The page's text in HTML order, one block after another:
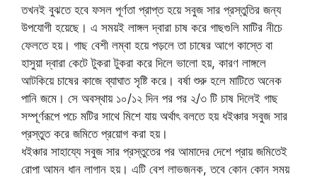
তখনই বুঝতে হবে ফসল পূর্ণতা প্রাপ্ত হয়ে সবুজ সার প্রস্তুতির জন্য
উপযোগী হয়েছে। এ সময়ই লাঙ্গল দ্বারা চাষ করে গাছগুলি মাটির নীচে
ফেলতে হয়। গাছ বেশী লম্বা হয়ে পড়লে তা চাষের আগে কাস্তে বা
হাসুয়া দ্বারা কেটে টুকরা টুকরা করে দিলে ভালো হয়, কারণ লাঙ্গলে
আটকিয়ে চাষের কাজে ব্যাঘাত সৃষ্টি করে। বর্ষা শুরু হলে মাটিতে অনেক
পানি জমে। সে অবস্থায় ১০/১২ দিন পর পর ২/৩ টি চাষ দিলেই গাছ
সম্পূর্ণরূপে পচে মটির সাথে মিশে যায় অর্থাৎ বলতে হয় ধইঞ্চার সবুজ সার
প্রস্তুত করে জমিতে প্রয়োগ করা হয়।
ধইঞ্চার সাহায্যে সবুজ সার প্রস্তুতের পর আমাদের দেশে প্রায় জমিতেই
রোপা আমন ধান লাগান হয়। এটি বেশ লাভজনক, তবে কোন কোন সময়